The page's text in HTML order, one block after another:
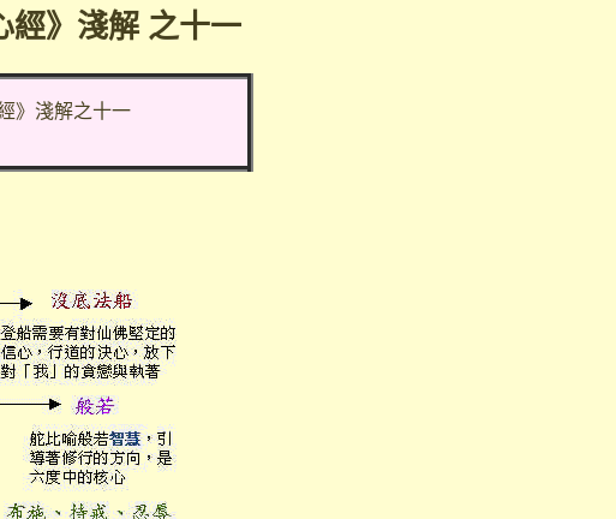
經》淺解 之十一
》淺解之十一